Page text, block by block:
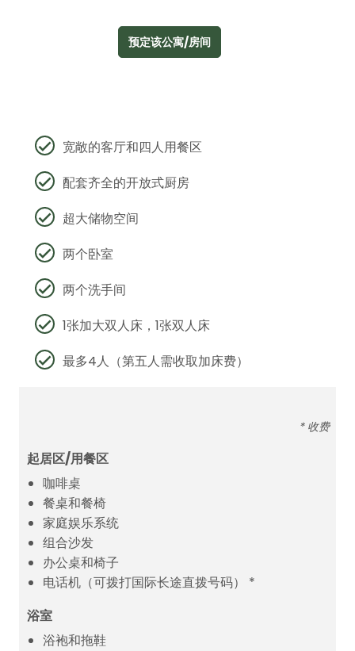
预定该公寓/房间
宽敞的客厅和四人用餐区
配套齐全的开放式厨房
超大储物空间
两个卧室
两个洗手间
1张加大双人床，1张双人床
最多4人（第五人需收取加床费）
* 收费
起居区/用餐区
咖啡桌
餐桌和餐椅
家庭娱乐系统
组合沙发
办公桌和椅子
电话机（可拨打国际长途直拨号码） *
浴室
浴袍和拖鞋